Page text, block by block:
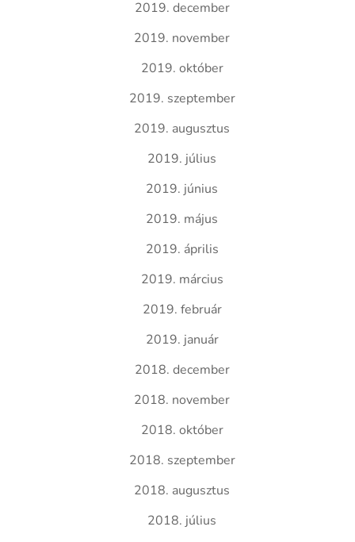
2019. december
2019. november
2019. október
2019. szeptember
2019. augusztus
2019. július
2019. június
2019. május
2019. április
2019. március
2019. február
2019. január
2018. december
2018. november
2018. október
2018. szeptember
2018. augusztus
2018. július